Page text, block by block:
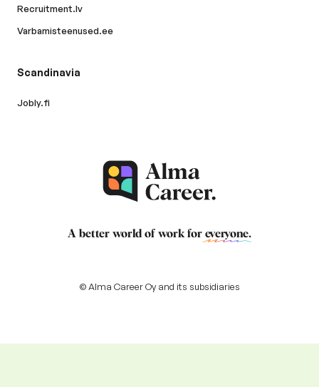
Recruitment.lv
Varbamisteenused.ee
Scandinavia
Jobly.fi
A better world of work for everyone.
© Alma Career Oy and its subsidiaries